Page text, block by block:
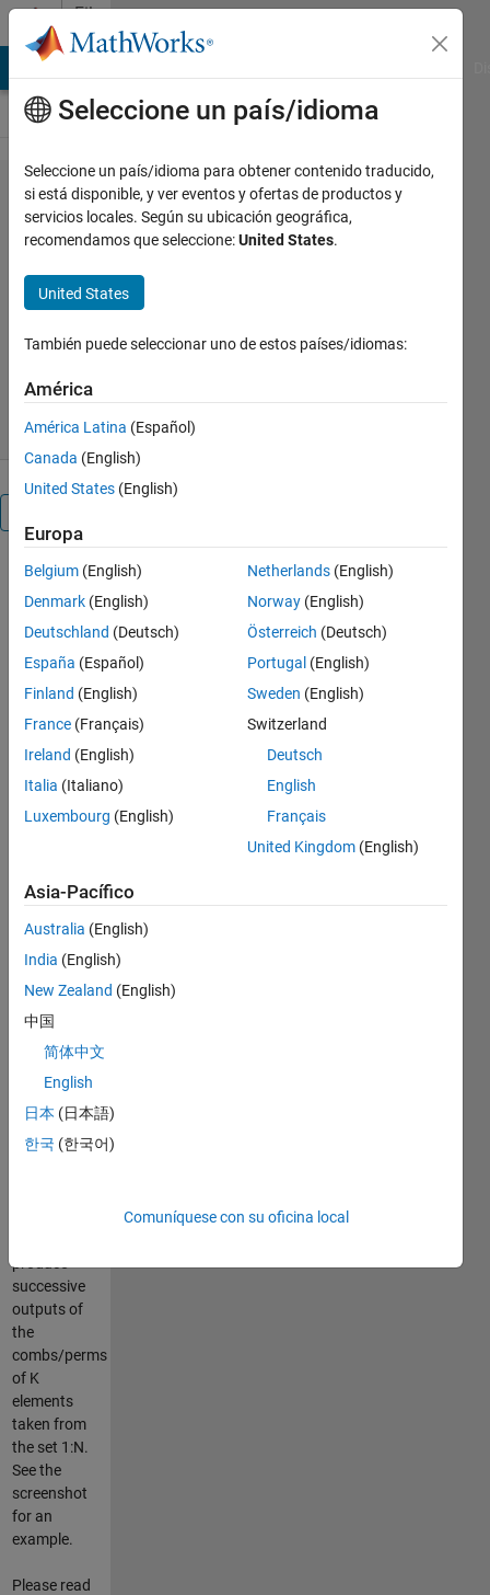
Saltar al contenido
File
Exchange
Next
Combination/Permuta​
Produces one comb/perm at a time. Both with/without
4,3K Descargas
The folder
contains 4
NEXTCHOOSE
NEXTMULTICHOOSE
NEXTSTRING
which
to the
without
repetition.
Combinations
with
repetition.
Permutations
without
repetition.
Permutations
with
produce
successive
outputs of
the
combs/perms
of K
elements
taken from
the set 1:N.
See the
screenshot
for an
example.
Please read
Seleccione un país/idioma
Seleccione un país/idioma para obtener contenido traducido,
si está disponible, y ver eventos y ofertas de productos y
servicios locales. Según su ubicación geográfica,
recomendamos que seleccione:United States.
United States
También puede seleccionar uno de estos países/idiomas:
América
América Latina (Español)
Canada (English)
United States (English)
Europa
Belgium (English)
Denmark (English)
Deutschland (Deutsch)
España (Español)
Finland (English)
France (Français)
Ireland (English)
Italia (Italiano)
Luxembourg (English)
Netherlands (English)
Norway (English)
Österreich (Deutsch)
Portugal (English)
Sweden (English)
Switzerland
Deutsch
English
Français
United Kingdom (English)
Asia-Pacífico
Australia (English)
India (English)
New Zealand (English)
中国
简体中文
English
日本 (日本語)
한국 (한국어)
Comuníquese con su oficina local